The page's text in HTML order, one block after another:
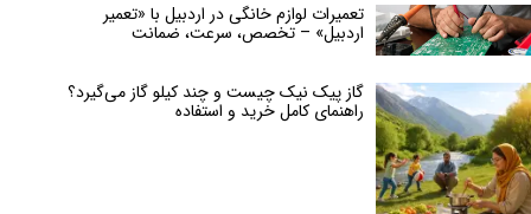
تعمیرات لوازم خانگی در اردبیل با «تعمیر
اردبیل» – تخصص، سرعت، ضمانت
گاز پیک نیک چیست و چند کیلو گاز می‌گیرد؟
راهنمای کامل خرید و استفاده